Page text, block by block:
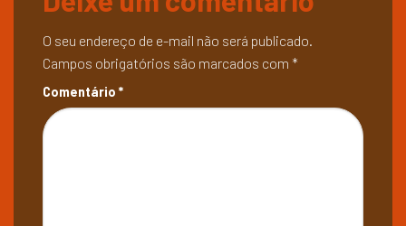
O seu endereço de e-mail não será publicado.
Campos obrigatórios são marcados com *
Comentário *